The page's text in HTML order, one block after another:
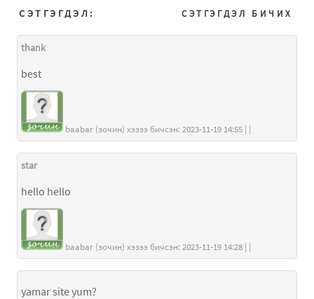
СЭТГЭГДЭЛ БИЧИХ
СЭТГЭГДЭЛ:
thank
best
baabar (зочин) хэзээ бичсэн: 2023-11-19 14:55 | |
star
hello hello
baabar (зочин) хэзээ бичсэн: 2023-11-19 14:28 | |
yamar site yum?